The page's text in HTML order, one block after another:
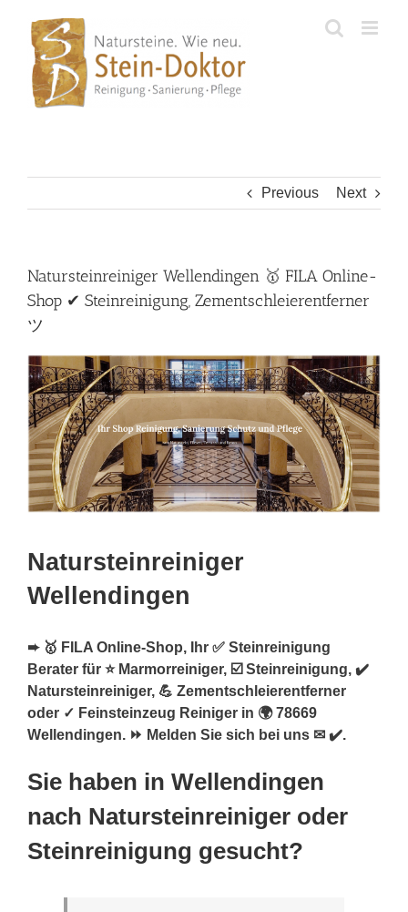
content
Previous Next
Natursteinreiniger Wellendingen 🥇 FILA Online-
Shop ✔ Steinreinigung, Zementschleierentferner
ツ
Natursteinreiniger
Wellendingen
➨ 🥇 FILA Online-Shop, Ihr ✅ Steinreinigung
Berater für ⭐ Marmorreiniger, ☑️ Steinreinigung, ✔️
Natursteinreiniger, 💪 Zementschleierentferner
oder ✓ Feinsteinzeug Reiniger in 🌍 78669
Wellendingen. ⏩ Melden Sie sich bei uns ✉ ✔️.
Sie haben in Wellendingen
nach Natursteinreiniger oder
Steinreinigung gesucht?